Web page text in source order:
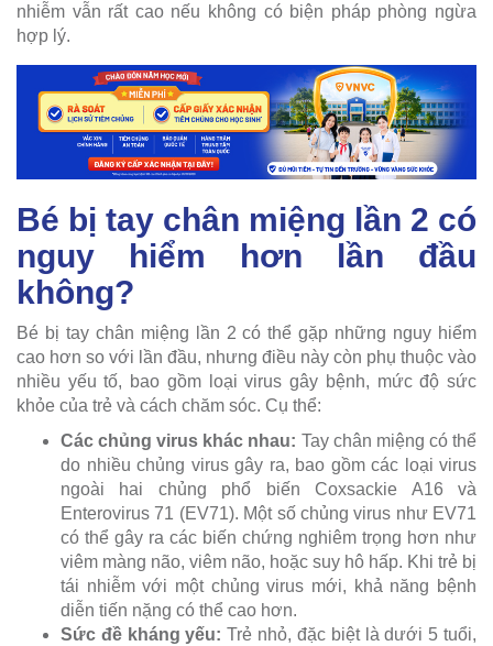
nhiễm vẫn rất cao nếu không có biện pháp phòng ngừa
hợp lý.
Bé bị tay chân miệng lần 2 có
nguy hiểm hơn lần đầu
không?
Bé bị tay chân miệng lần 2 có thể gặp những nguy hiểm
cao hơn so với lần đầu, nhưng điều này còn phụ thuộc vào
nhiều yếu tố, bao gồm loại virus gây bệnh, mức độ sức
khỏe của trẻ và cách chăm sóc. Cụ thể:
Các chủng virus khác nhau: Tay chân miệng có thể
do nhiều chủng virus gây ra, bao gồm các loại virus
ngoài hai chủng phổ biến Coxsackie A16 và
Enterovirus 71 (EV71). Một số chủng virus như EV71
có thể gây ra các biến chứng nghiêm trọng hơn như
viêm màng não, viêm não, hoặc suy hô hấp. Khi trẻ bị
tái nhiễm với một chủng virus mới, khả năng bệnh
diễn tiến nặng có thể cao hơn.
Sức đề kháng yếu: Trẻ nhỏ, đặc biệt là dưới 5 tuổi,